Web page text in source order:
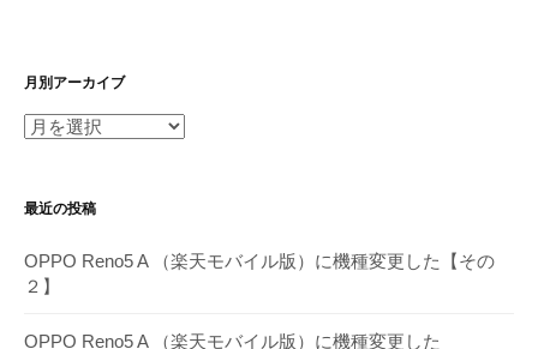
月別アーカイブ
月
ー
イ
ブ
最近の投稿
OPPO Reno5 A （楽天モバイル版）に機種変更した【その
２】
OPPO Reno5 A （楽天モバイル版）に機種変更した